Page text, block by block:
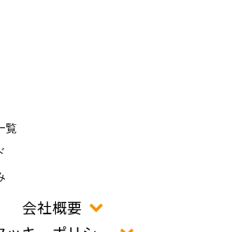
覧
会社概要